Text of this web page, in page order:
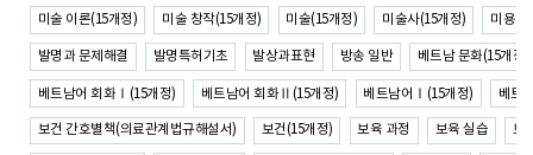
미술 이론(15개정) 미술 창작(15개정) 미술(15개정) 미술사(15개정) 미용
발명과 문제해결 발명특허기초 발상과표현 방송 일반 베트남 문화(15개정)
베트남어 회화Ⅰ(15개정) 베트남어 회화Ⅱ(15개정) 베트남어Ⅰ(15개정) 베트
보건 간호별책(의료관계법규해설서) 보건(15개정) 보육 과정 보육 실습 보